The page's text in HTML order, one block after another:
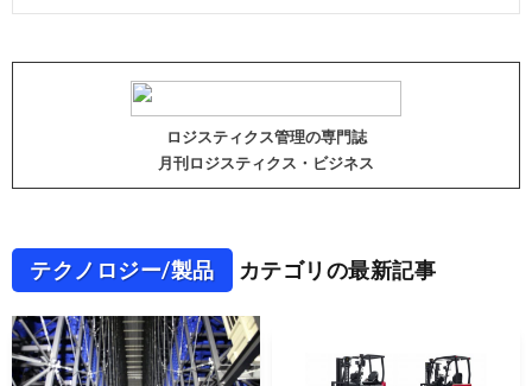
ロジスティクス管理の専門誌
月刊ロジスティクス・ビジネス
テクノロジー/製品 カテゴリの最新記事